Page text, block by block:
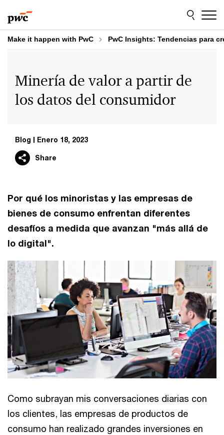
to
content
to
footer
Make it happen with PwC PwC Insights: Tendencias para
Minería de valor a partir de
los datos del consumidor
Blog Enero 18, 2023
Share
Por qué los minoristas y las empresas de
bienes de consumo enfrentan diferentes
desafíos a medida que avanzan "más allá de
lo digital".
Como subrayan mis conversaciones diarias con
los clientes, las empresas de productos de
consumo han realizado grandes inversiones en